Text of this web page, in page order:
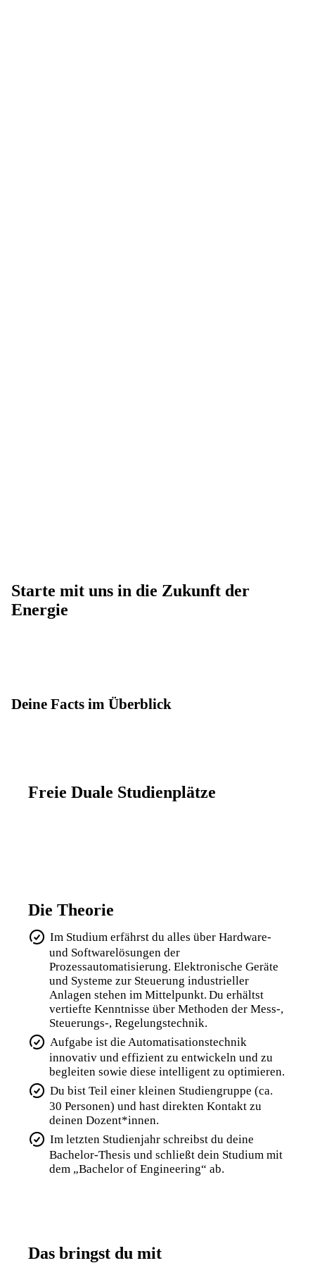
Starte mit uns in die Zukunft der
Energie
Deine Facts im Überblick
Freie Duale Studienplätze
Die Theorie
Im Studium erfährst du alles über Hardware-
und Softwarelösungen der
Prozessautomatisierung. Elektronische Geräte
und Systeme zur Steuerung industrieller
Anlagen stehen im Mittelpunkt. Du erhältst
vertiefte Kenntnisse über Methoden der Mess-,
Steuerungs-, Regelungstechnik.
Aufgabe ist die Automatisationstechnik
innovativ und effizient zu entwickeln und zu
begleiten sowie diese intelligent zu optimieren.
Du bist Teil einer kleinen Studiengruppe (ca.
30 Personen) und hast direkten Kontakt zu
deinen Dozent*innen.
Im letzten Studienjahr schreibst du deine
Bachelor-Thesis und schließt dein Studium mit
dem „Bachelor of Engineering“ ab.
Das bringst du mit